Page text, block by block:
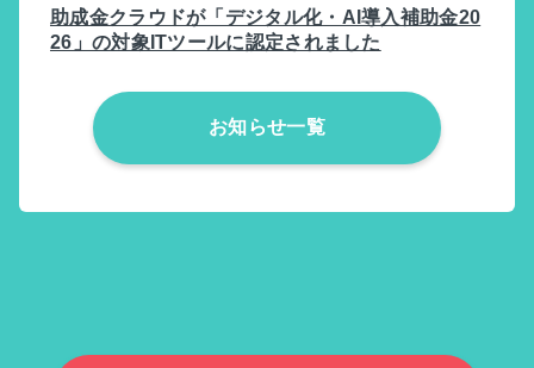
助成金クラウドが「デジタル化・AI導入補助金20
26」の対象ITツールに認定されました
お知らせ一覧